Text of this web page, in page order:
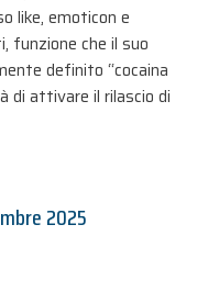
like, emoticon e
funzione che il suo
definito “cocaina
di attivare il rilascio di
2025